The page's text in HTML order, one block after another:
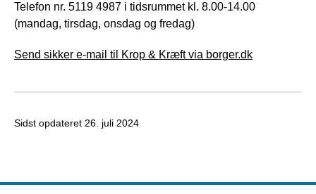
Telefon nr. 5119 4987 i tidsrummet kl. 8.00-14.00
(mandag, tirsdag, onsdag og fredag)
Send sikker e-mail til Krop & Kræft via borger.dk
Sidst opdateret 26. juli 2024